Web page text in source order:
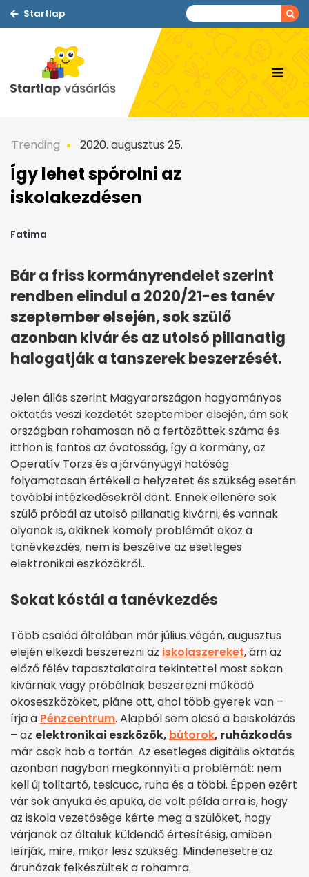
Startlap
Trending 2020. augusztus 25.
Így lehet spórolni az
iskolakezdésen
Fatima
Bár a friss kormányrendelet szerint
rendben elindul a 2020/21-es tanév
szeptember elsején, sok szülő
azonban kivár és az utolsó pillanatig
halogatják a tanszerek beszerzését.
Jelen állás szerint Magyarországon hagyományos
oktatás veszi kezdetét szeptember elsején, ám sok
országban rohamosan nő a fertőzöttek száma és
itthon is fontos az óvatosság, így a kormány, az
Operatív Törzs és a járványügyi hatóság
folyamatosan értékeli a helyzetet és szükség esetén
további intézkedésekről dönt. Ennek ellenére sok
szülő próbál az utolsó pillanatig kivárni, és vannak
olyanok is, akiknek komoly problémát okoz a
tanévkezdés, nem is beszélve az esetleges
elektronikai eszközökről…
Sokat kóstál a tanévkezdés
Több család általában már július végén, augusztus
elején elkezdi beszerezni az iskolaszereket, ám az
előző félév tapasztalataira tekintettel most sokan
kivárnak vagy próbálnak beszerezni működő
okoseszközöket, pláne ott, ahol több gyerek van –
írja a Pénzcentrum. Alapból sem olcsó a beiskolázás
– az elektronikai eszközök, bútorok, ruházkodás
már csak hab a tortán. Az esetleges digitális oktatás
azonban nagyban megkönnyíti a problémát: nem
kell új tolltartó, tesicucc, ruha és a többi. Éppen ezért
vár sok anyuka és apuka, de volt példa arra is, hogy
az iskola vezetősége kérte meg a szülőket, hogy
várjanak az általuk küldendő értesítésig, amiben
leírják, mire, mikor lesz szükség. Mindenesetre az
áruházak felkészültek a rohamra.